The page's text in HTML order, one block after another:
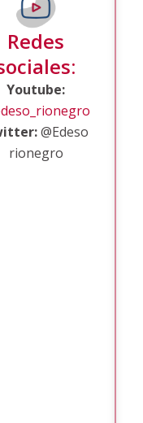
Redes
Youtube:
@Edeso
rionegro